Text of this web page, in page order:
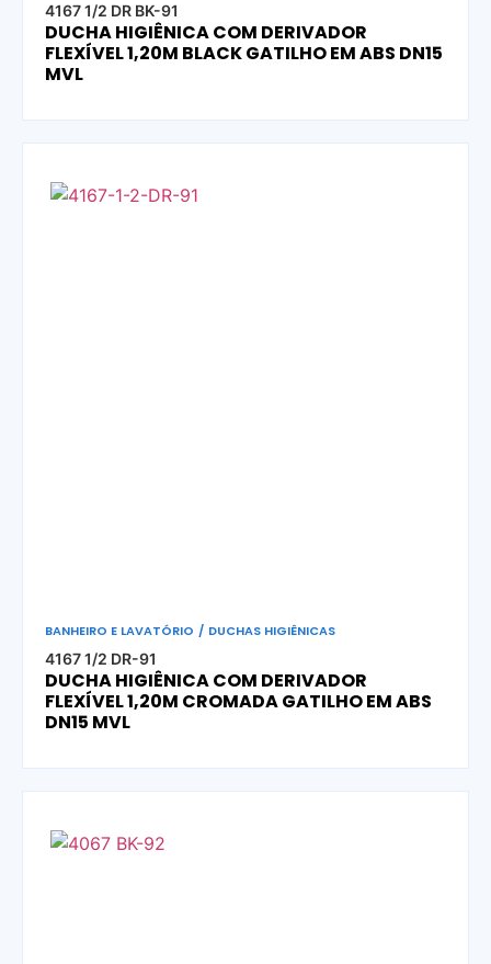
4167 1/2 DR BK-91
DUCHA HIGIÊNICA COM DERIVADOR
FLEXÍVEL 1,20M BLACK GATILHO EM ABS DN15
MVL
BANHEIRO E LAVATÓRIO / DUCHAS HIGIÊNICAS
4167 1/2 DR-91
DUCHA HIGIÊNICA COM DERIVADOR
FLEXÍVEL 1,20M CROMADA GATILHO EM ABS
DN15 MVL